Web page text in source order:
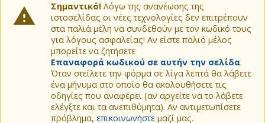
Σημαντικό! Λόγω της ανανέωσης της
ιστοσελίδας οι νέες τεχνολογίες δεν επιτρέπουν
στα παλιά μέλη να συνδεθούν με τον κωδικό τους
για λόγους ασφαλείας! Αν είστε παλιό μέλος
μπορείτε να ζητήσετε
Επαναφορά κωδικού σε αυτήν την σελίδα.
Όταν στείλετε την φόρμα σε λίγα λεπτά θα λάβετε
ένα μήνυμα στο οποίο θα ακολουθήσετε τις
οδηγίες που αναφέρει (αν αργείτε να το λάβετε
ελέγξτε και τα ανεπιθύμητα). Αν αντιμετωπίσετε
πρόβλημα, επικοινωνήστε μαζί μας.